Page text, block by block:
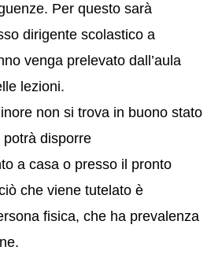
Per questo sarà
dirigente scolastico a
venga prelevato dall’aula
lezioni.
non si trova in buono stato
disporre
a casa o presso il pronto
che viene tutelato è
fisica, che ha prevalenza